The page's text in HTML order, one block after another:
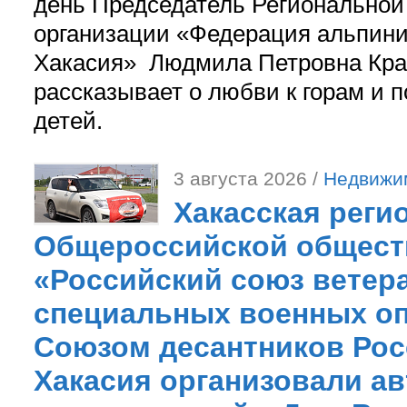
организации «Федерация
Хакасия» Людмила Петровна
рассказывает о любви к горам и
детей.
3 августа 2026 /
Хакасская
Общероссийской
«Российский союз
специальных военных
Союзом десантников
Хакасия организовали